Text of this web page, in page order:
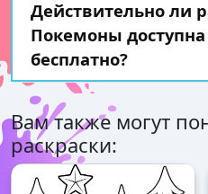
Действительно ли
Покемоны
бесплатно?
Вам также могут
раскраски: